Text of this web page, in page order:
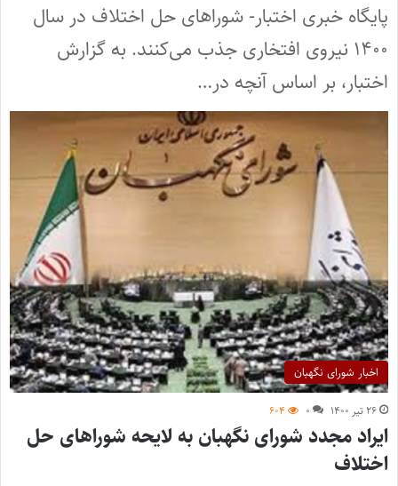
پایگاه خبری اختبار- شوراهای حل اختلاف در سال
۱۴۰۰ نیروی افتخاری جذب می‌کنند. به گزارش
اختبار، بر اساس آنچه در…
اخبار شورای نگهبان
۲۶ تیر ۱۴۰۰ ۰ ۶۰۴
ایراد مجدد شورای نگهبان به لایحه شوراهای حل
اختلاف